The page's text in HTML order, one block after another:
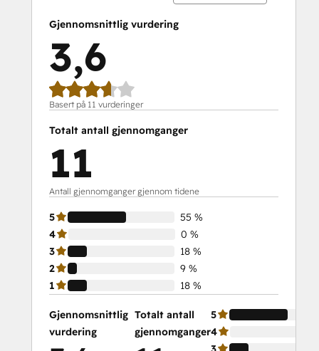
Gjennomsnittlig vurdering
3,6
Basert på 11 vurderinger
Totalt antall gjennomganger
11
Antall gjennomganger gjennom tidene
5
55 %
4
0 %
3
18 %
2
9 %
1
18 %
Gjennomsnittlig
vurdering
Totalt antall
gjennomganger
5
4